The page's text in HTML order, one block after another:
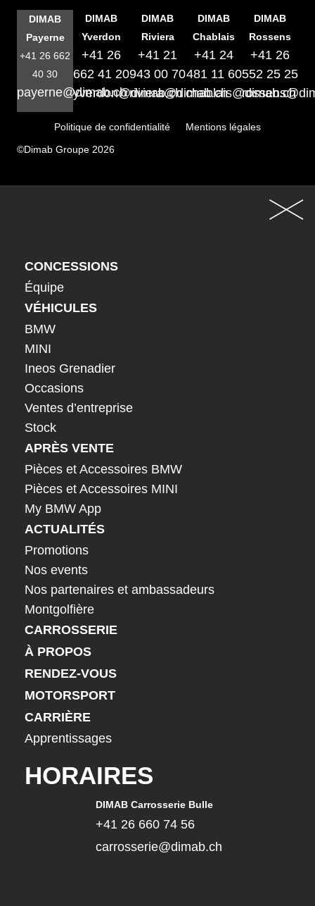
DIMAB
Payerne
+41 26 662
40 30
payerne@dimab.ch
DIMAB
Yverdon
+41 26
662 41 20
yverdon@dimab.ch
DIMAB
Riviera
+41 21
943 00 70
riviera@dimab.ch
DIMAB
Chablais
+41 24
481 11 60
chablais@dimab.ch
DIMAB
Rossens
+41 26
552 25 25
Politique de confidentialité
Mentions légales
©Dimab Groupe 2026
CONCESSIONS
Équipe
VÉHICULES
BMW
MINI
Ineos Grenadier
Occasions
Ventes d’entreprise
Stock
APRÈS VENTE
Pièces et Accessoires BMW
Pièces et Accessoires MINI
My BMW App
ACTUALITÉS
Promotions
Nos events
Nos partenaires et ambassadeurs
Montgolfière
CARROSSERIE
À PROPOS
RENDEZ-VOUS
MOTORSPORT
CARRIÈRE
Apprentissages
HORAIRES
DIMAB Carrosserie Bulle
+41 26 660 74 56
carrosserie@dimab.ch